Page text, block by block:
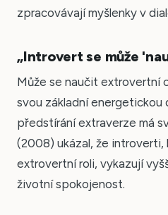
zpracovávají myšlenky v
„Introvert se může
Může se naučit extrovertní
svou základní energetickou
předstírání extraverze má
(2008) ukázal, že introverti,
extrovertní roli, vykazují
životní spokojenost.